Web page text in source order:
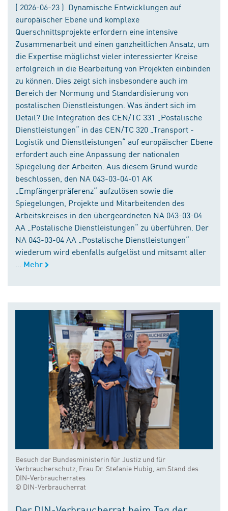
( 2026-06-23 ) Dynamische Entwicklungen auf
europäischer Ebene und komplexe
Querschnittsprojekte erfordern eine intensive
Zusammenarbeit und einen ganzheitlichen Ansatz, um
die Expertise möglichst vieler interessierter Kreise
erfolgreich in die Bearbeitung von Projekten einbinden
zu können. Dies zeigt sich insbesondere auch im
Bereich der Normung und Standardisierung von
postalischen Dienstleistungen. Was ändert sich im
Detail? Die Integration des CEN/TC 331 „Postalische
Dienstleistungen“ in das CEN/TC 320 „Transport -
Logistik und Dienstleistungen“ auf europäischer Ebene
erfordert auch eine Anpassung der nationalen
Spiegelung der Arbeiten. Aus diesem Grund wurde
beschlossen, den NA 043-03-04-01 AK
„Empfängerpräferenz“ aufzulösen sowie die
Spiegelungen, Projekte und Mitarbeitenden des
Arbeitskreises in den übergeordneten NA 043-03-04
AA „Postalische Dienstleistungen“ zu überführen. Der
NA 043-03-04 AA „Postalische Dienstleistungen“
wiederum wird ebenfalls aufgelöst und mitsamt aller
Mehr
Besuch der Bundesministerin für Justiz und für
Verbraucherschutz, Frau Dr. Stefanie Hubig, am Stand des
DIN-Verbraucherrates
© DIN-Verbraucherrat